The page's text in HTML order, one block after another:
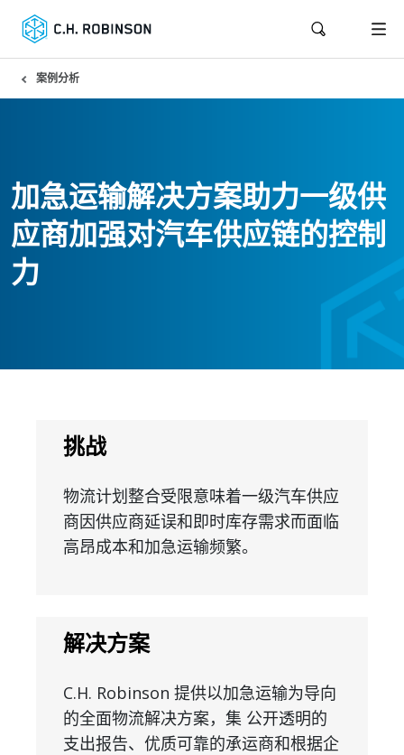
案例分析
加急运输解决方案助力一级供
应商加强对汽车供应链的控制
力
挑战
物流计划整合受限意味着一级汽车供应
商因供应商延误和即时库存需求而面临
高昂成本和加急运输频繁。
解决方案
C.H. Robinson 提供以加急运输为导向
的全面物流解决方案，集 公开透明的
支出报告、优质可靠的承运商和根据企